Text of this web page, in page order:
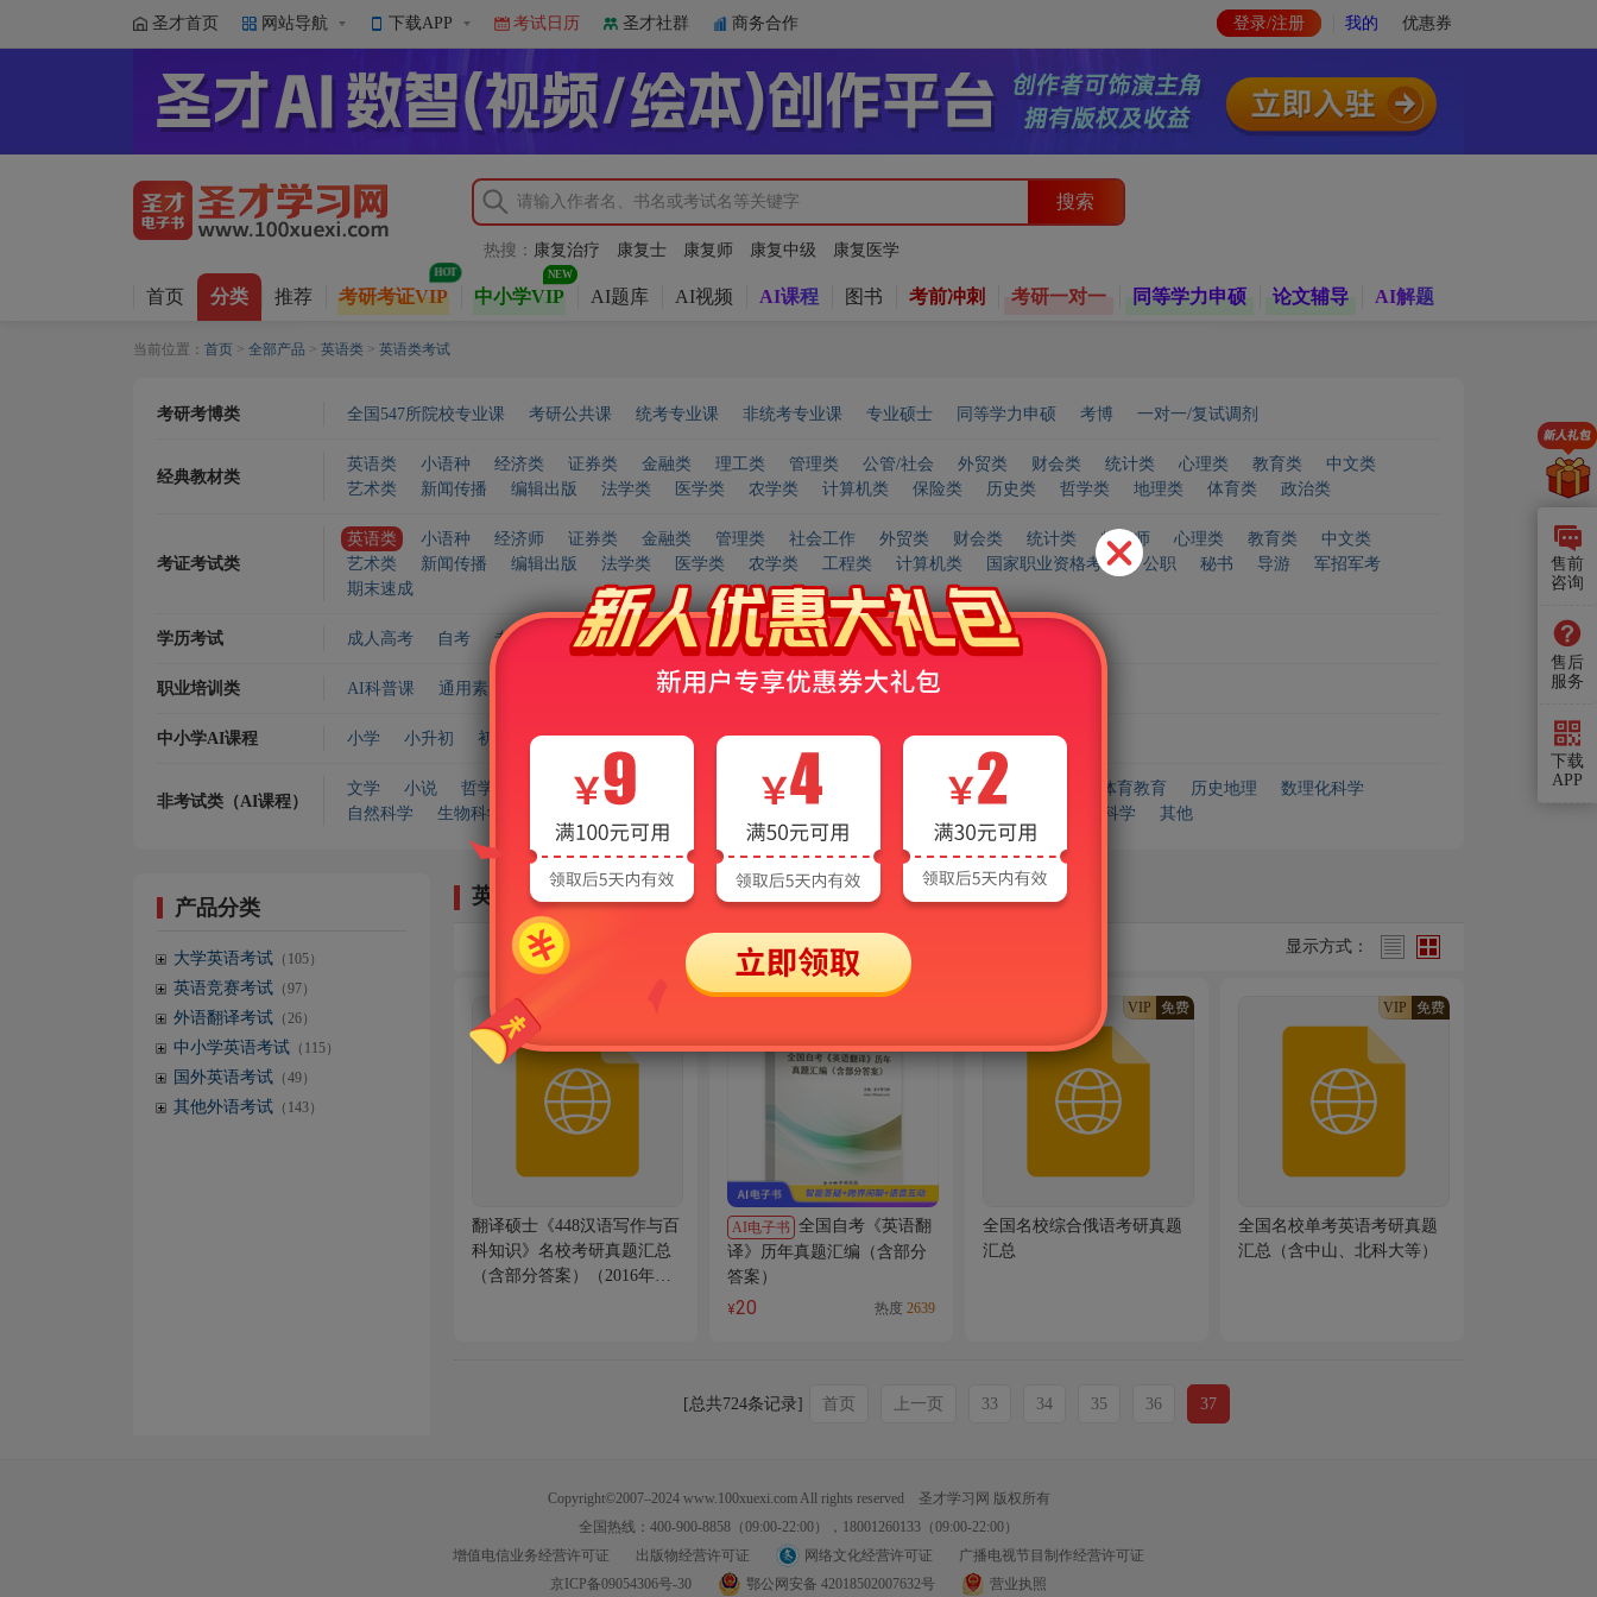
圣才首页 网站导航 下载APP 考试日历 圣才社群 商务合作 登录/注册 我的 优惠券
搜索
热搜： 康复治疗 康复士 康复师 康复中级 康复医学
首页 分类 推荐 考研考证VIP 中小学VIP AI题库 AI视频 AI课程 图书 考前冲刺 考研一对一 同等学力申硕 论文辅导 AI解题
当前位置： 首页 > 全部产品 > 英语类 > 英语类考试
考研考博类 全国547所院校专业课 考研公共课 统考专业课 非统考专业课 专业硕士 同等学力申硕 考博 一对一/复试调剂
经典教材类
英语类 小语种 经济类 证券类 金融类 理工类 管理类 公管/社会 外贸类 财会类 统计类 心理类 教育类
中文类
艺术类
新闻传播 编辑出版 法学类 医学类 农学类 计算机类 保险类 历史类 哲学类 地理类 体育类 政治类
考证考试类
英语类 小语种 经济师 证券类 金融类 管理类 社会工作 外贸类 财会类 统计类 精算师 心理类 教育类
中文类
艺术类
新闻传播 编辑出版 法学类 医学类 农学类 工程类 计算机类 国家职业资格考试 公职 秘书 导游
军招军考
期末速成
学历考试 成人高考 自考 专升本
职业培训类 AI科普课 通用素质 商业服务 建筑工程 信息技术 企业管理
中小学AI课程 小学 小升初 初中 中考 高中 高考 职教高考（对口升学）
非考试类（AI课程）
文学 小说 哲学宗教 心理学 社会科学 政治学 法律 经济学 语言文字 艺术体育教育 历史地理
数理化科学
自然科学
生物科学 安全科学 其他
产品分类
大学英语考试 （105）
英语竞赛考试 （97）
外语翻译考试 （26）
中小学英语考试 （115）
国外英语考试 （49）
其他外语考试 （143）
英语类考试
显示方式：
翻译硕士《448汉语写作与百
科知识》名校考研真题汇总
（含部分答案）（2016年
AI电子书 全国自考《英语翻
译》历年真题汇编（含部分
答案）
¥20 热度 2639
VIP 免费
全国名校综合俄语考研真题
汇总
VIP 免费
全国名校单考英语考研真题
汇总（含中山、北科大等）
[总共724条记录] 首页 上一页 33 34 35 36 37
Copyright©2007–2024 www.100xuexi.com All rights reserved 圣才学习网 版权所有
全国热线：400-900-8858（09:00-22:00），18001260133（09:00-22:00）
增值电信业务经营许可证
出版物经营许可证 网络文化经营许可证
广播电视节目制作经营许可证
京ICP备09054306号-30
鄂公网安备 42018502007632号 营业执照
售前
咨询
售后
服务
下载
APP